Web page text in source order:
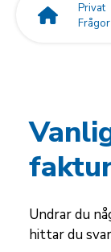
Privat
Undrar du
hittar du